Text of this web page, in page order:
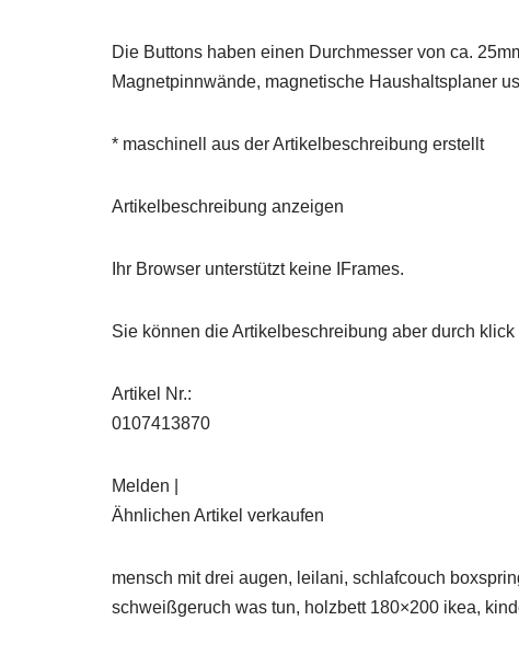
Die Buttons haben einen Durchmesser von ca.
Magnetpinnwände, magnetische Haushaltsplaner
* maschinell aus der Artikelbeschreibung erstellt
Artikelbeschreibung anzeigen
Ihr Browser unterstützt keine IFrames.
Sie können die Artikelbeschreibung aber durch
Artikel Nr.:
0107413870
Melden |
Ähnlichen Artikel verkaufen
mensch mit drei augen, leilani, schlafcouch
schweißgeruch was tun, holzbett 180×200 ikea,